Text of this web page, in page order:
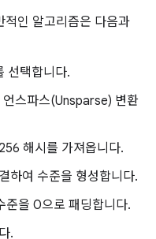
적인 알고리즘은 다음과
선택합니다.
스파스(Unsparse) 변환
해시를 가져옵니다.
하여 수준을 형성합니다.
준을 0으로 패딩합니다.
.